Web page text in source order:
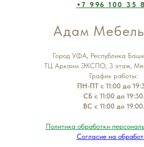
+7 996 100 35
Адам
Город УФА, Республика
ТЦ Аркаим ЭКСПО, 3 этаж,
График работы:
ПН-ПТ с 11:00 до
СБ с 11:00 до 19:30.
ВС с 11:00 до 19:00.
Политика обработки
Согласие на